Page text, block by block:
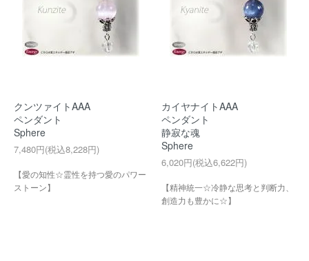
クンツァイトAAA
ペンダント
Sphere
7,480円(税込8,228円)
【愛の知性☆霊性を持つ愛のパワー
ストーン】
カイヤナイトAAA
ペンダント
静寂な魂
Sphere
6,020円(税込6,622円)
【精神統一☆冷静な思考と判断力、
創造力も豊かに☆】